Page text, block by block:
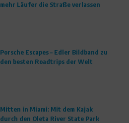
mehr Läufer die Straße verlassen
Porsche Escapes – Edler Bildband zu
den besten Roadtrips der Welt
Mitten in Miami: Mit dem Kajak
durch den Oleta River State Park